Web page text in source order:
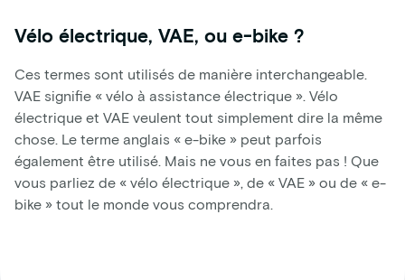
Vélo électrique, VAE, ou e-bike ?
Ces termes sont utilisés de manière interchangeable.
VAE signifie « vélo à assistance électrique ». Vélo
électrique et VAE veulent tout simplement dire la même
chose. Le terme anglais « e-bike » peut parfois
également être utilisé. Mais ne vous en faites pas ! Que
vous parliez de « vélo électrique », de « VAE » ou de « e-
bike » tout le monde vous comprendra.